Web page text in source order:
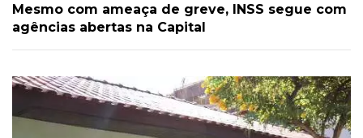
Mesmo com ameaça de greve, INSS segue com
agências abertas na Capital